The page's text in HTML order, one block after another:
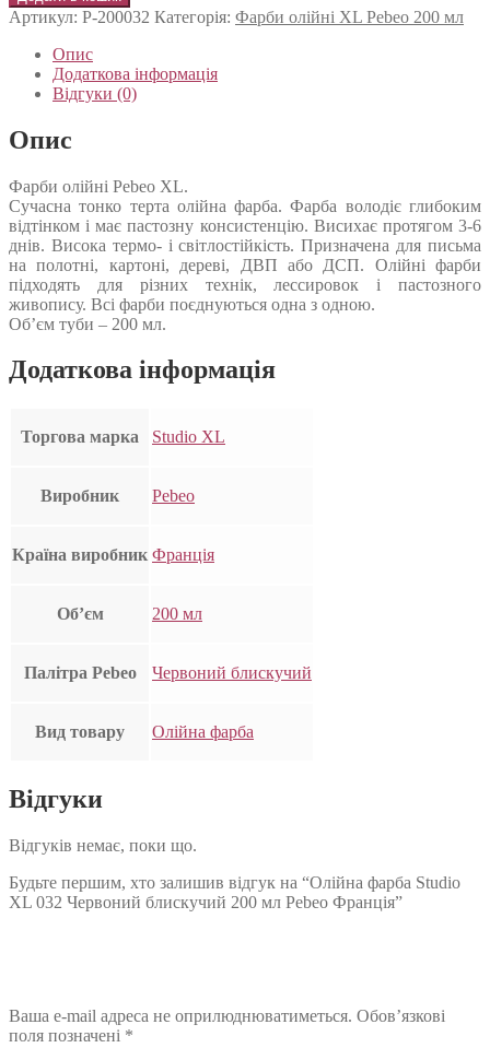
Артикул: P-200032 Категорія: Фарби олійні XL Pebeo 200 мл
Опис
Додаткова інформація
Відгуки (0)
Опис
Фарби олійні Pebeo XL.
Сучасна тонко терта олійна фарба. Фарба володіє глибоким
відтінком і має пастозну консистенцію. Висихає протягом 3-6
днів. Висока термо- і світлостійкість. Призначена для письма
на полотні, картоні, дереві, ДВП або ДСП. Олійні фарби
підходять для різних технік, лессировок і пастозного
живопису. Всі фарби поєднуються одна з одною.
Об’єм туби – 200 мл.
Додаткова інформація
Торгова марка Studio XL
Виробник Pebeo
Країна виробник Франція
Об’єм 200 мл
Палітра Pebeo Червоний блискучий
Вид товару Олійна фарба
Відгуки
Відгуків немає, поки що.
Будьте першим, хто залишив відгук на “Олійна фарба Studio
XL 032 Червоний блискучий 200 мл Pebeo Франція”
Ваша e-mail адреса не оприлюднюватиметься. Обов’язкові
поля позначені *